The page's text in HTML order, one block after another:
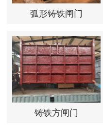
弧形铸铁闸门
铸铁方闸门